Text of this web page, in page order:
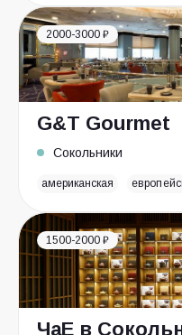
2000-3000 ₽
G&T Gourmet
Сокольники
американская
1500-2000 ₽
ЧаЕ в